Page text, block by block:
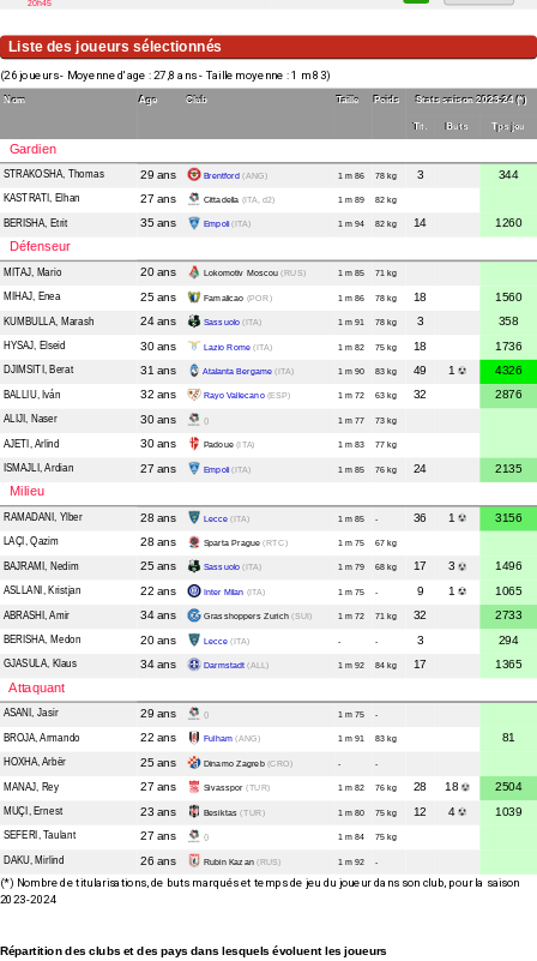
20h45
Liste des joueurs sélectionnés
(26 joueurs - Moyenne d'age : 27,8 ans - Taille moyenne : 1 m 83)
Nom Age Club Taille Poids Stats saison 2023-24 (*)
Tit. Buts Tps jeu
Gardien
STRAKOSHA, Thomas 29 ans Brentford (ANG) 1 m 86 78 kg 3
344
KASTRATI, Elhan 27 ans Cittadella (ITA, d2) 1 m 89 82 kg
BERISHA , Etrit 35 ans Empoli (ITA) 1 m 94 82 kg 14 1260
Défenseur
MITAJ, Mario 20 ans Lokomotiv Moscou(RUS) 1 m 85 71 kg
MIHAJ , Enea 25 ans Famalicao (POR) 1 m 86 78 kg 18
1560
KUMBULLA , Marash 24 ans Sassuolo (ITA) 1 m 91 78 kg 3 358
HYSAJ , Elseid 30 ans Lazio Rome (ITA) 1 m 82 75 kg 18
1736
DJIMSITI , Berat 31 ans Atalanta Bergame (ITA) 1 m 90 83 kg 49 1 4326
BALLIU, Iván 32 ans Rayo Vallecano (ESP) 1 m 72 63 kg 32
2876
ALIJI, Naser 30 ans () 1 m 77 73 kg
AJETI , Arlind 30 ans Padoue (ITA) 1 m 83 77 kg
ISMAJLI , Ardian 27 ans Empoli (ITA) 1 m 85 76 kg 24 2135
Milieu
RAMADANI, Ylber 28 ans Lecce (ITA) 1 m 85 - 36 1 3156
LAÇI, Qazim 28 ans Sparta Prague(RTC) 1 m 75 67 kg
BAJRAMI , Nedim 25 ans Sassuolo (ITA) 1 m 79 68 kg 17 3 1496
ASLLANI, Kristjan 22 ans Inter Milan (ITA) 1 m 75 - 9 1 1065
ABRASHI , Amir 34 ans Grasshoppers Zurich(SUI) 1 m 72 71 kg 32 2733
BERISHA , Medon 20 ans Lecce (ITA) - - 3 294
GJASULA, Klaus 34 ans Darmstadt (ALL) 1 m 92 84 kg 17 1365
Attaquant
ASANI, Jasir 29 ans () 1 m 75 -
BROJA , Armando 22 ans Fulham (ANG) 1 m 91 83 kg
81
HOXHA, Arbër 25 ans Dinamo Zagreb (CRO) - -
MANAJ, Rey 27 ans Sivasspor (TUR) 1 m 82 76 kg 28 18
2504
MUÇI , Ernest 23 ans Besiktas(TUR) 1 m 80 75 kg 12 4
1039
SEFERI, Taulant 27 ans () 1 m 84 75 kg
DAKU, Mirlind 26 ans Rubin Kazan (RUS) 1 m 92 -
(*) Nombre de titularisations, de buts marqués et temps de jeu du joueur dans son club, pour la saison
2023-2024
Répartition des clubs et des pays dans lesquels évoluent les joueurs